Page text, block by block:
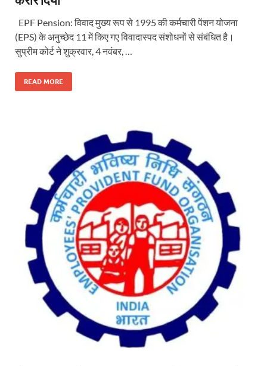
EPF Pension: विवाद मुख्य रूप से 1995 की कर्मचारी पेंशन योजना
(EPS) के अनुच्छेद 11 में किए गए विवादास्पद संशोधनों से संबंधित है।
सुप्रीम कोर्ट ने शुक्रवार, 4 नवंबर, …
READ MORE